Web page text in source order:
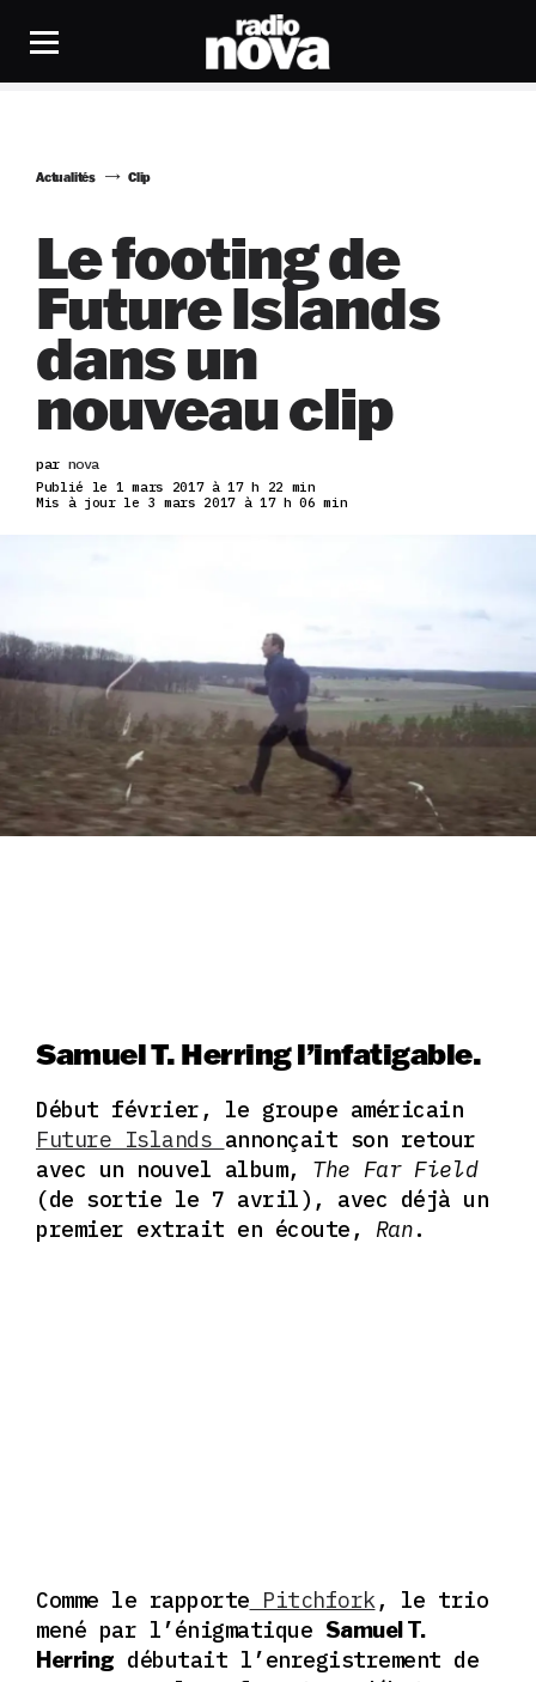
Actualités Clip
Le footing de
Future Islands
dans un
nouveau clip
par nova
Publié le 1 mars 2017 à 17 h 22 min
Mis à jour le 3 mars 2017 à 17 h 06 min
Samuel T. Herring l’infatigable.
Début février, le groupe américain
Future Islands annonçait son retour
avec un nouvel album, The Far Field
(de sortie le 7 avril), avec déjà un
premier extrait en écoute, Ran.
Comme le rapporte Pitchfork, le trio
mené par l’énigmatique Samuel T.
Herring débutait l’enregistrement de